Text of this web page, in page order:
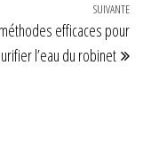
SUIVANTE
efficaces pour
l’eau du robinet